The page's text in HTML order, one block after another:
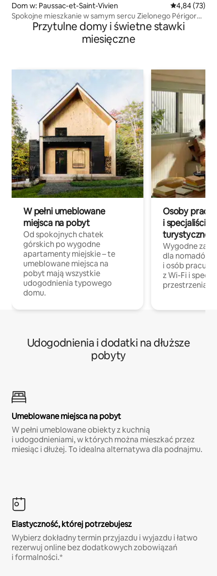
Dom w: Paussac-et-Saint-Vivien Średnia
4,84 (73)
Spokojne mieszkanie w samym sercu Zielonego Périgord.
Przytulne domy i świetne stawki
miesięczne
W pełni umeblowane
miejsca na pobyt
Od spokojnych chatek
górskich po wygodne
apartamenty miejskie – te
umeblowane miejsca na
pobyt mają wszystkie
udogodnienia typowego
domu.
Osoby
i specjaliści z
turystycznej
Wygodne
dla nomadów
i osób
z Wi-Fi i
przestrzenią
Udogodnienia i dodatki na dłuższe
pobyty
Umeblowane miejsca na pobyt
W pełni umeblowane obiekty z kuchnią
i udogodnieniami, w których można mieszkać przez
miesiąc i dłużej. To idealna alternatywa dla podnajmu.
Elastyczność, której potrzebujesz
Wybierz dokładny termin przyjazdu i wyjazdu i łatwo
rezerwuj online bez dodatkowych zobowiązań
i formalności.*